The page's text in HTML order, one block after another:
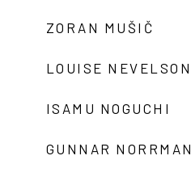
ZORAN MUŠIČ
LOUISE NEVELSON
ISAMU NOGUCHI
GUNNAR NORRMAN